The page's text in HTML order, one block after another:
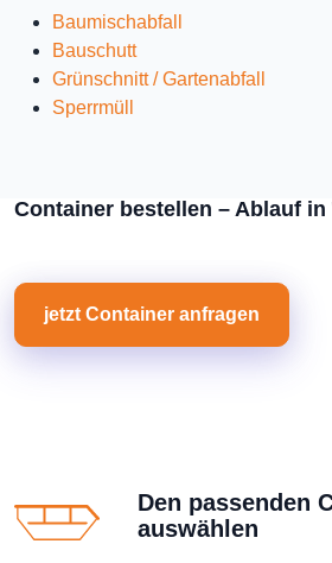
Baumischabfall
Bauschutt
Grünschnitt / Gartenabfall
Sperrmüll
Container bestellen – Ablauf
jetzt Container anfragen
Den passenden
auswählen